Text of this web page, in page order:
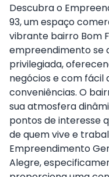
Descubra o
93, um espaço
vibrante bairro Bom
empreendimento se
privilegiada,
negócios e com fácil
conveniências. O
sua atmosfera
pontos de interesse
de quem vive e
Empreendimento
Alegre,